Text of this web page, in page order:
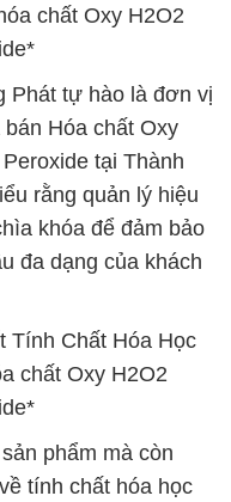
chất Oxy H2O2
Phát tự hào là đơn vị
Hóa chất Oxy
tại Thành
rằng quản lý hiệu
khóa để đảm bảo
đa dạng của khách
Tính Chất Hóa Học
chất Oxy H2O2
phẩm mà còn
tính chất hóa học